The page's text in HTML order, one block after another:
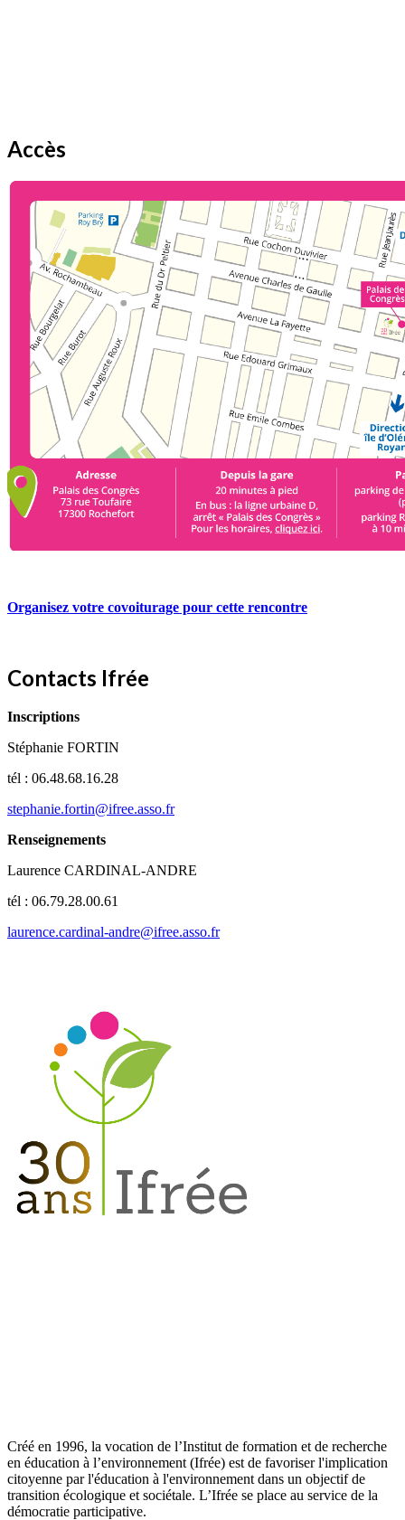
Accès
Organisez votre covoiturage pour cette rencontre
Contacts Ifrée
Inscriptions
Stéphanie FORTIN
tél : 06.48.68.16.28
stephanie.fortin@ifree.asso.fr
Renseignements
Laurence CARDINAL-ANDRE
tél : 06.79.28.00.61
laurence.cardinal-andre@ifree.asso.fr
Créé en 1996, la vocation de l’Institut de formation et de recherche
en éducation à l’environnement (Ifrée) est de favoriser l'implication
citoyenne par l'éducation à l'environnement dans un objectif de
transition écologique et sociétale. L’Ifrée se place au service de la
démocratie participative.